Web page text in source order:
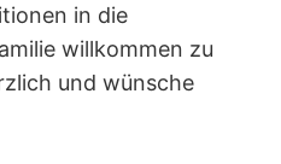
in die
willkommen zu
und wünsche